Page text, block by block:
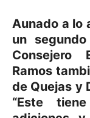
Aunado a lo
un
Consejero
Ramos
de Quejas y
“Este